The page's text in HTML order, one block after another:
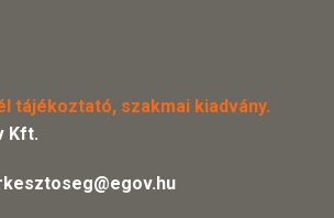
tájékoztató, szakmai kiadvány.
Kft.